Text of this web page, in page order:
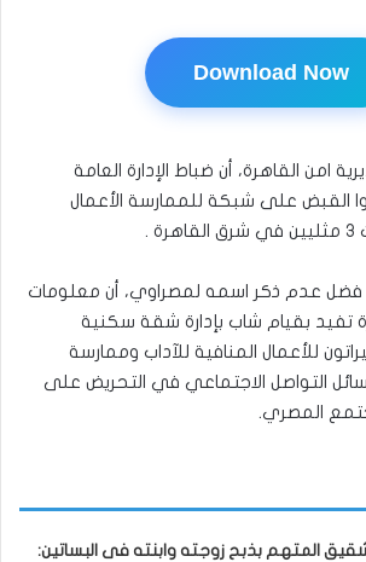
Download Now
امن القاهرة، أن ضباط الإدارة العامة
القبض على شبكة للممارسة الأعمال
.
فضل عدم ذكر اسمه لمصراوي، أن معلومات
تفيد بقيام شاب بإدارة شقة سكنية
للأعمال المنافية للآداب وممارسة
التواصل الاجتماعي في التحريض على
المصري.
المتهم بذبح زوجته وابنته فى البساتين: